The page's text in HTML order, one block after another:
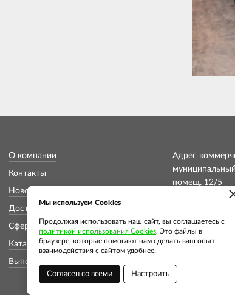
О компании
Контакты
Новости
Доставка и оплата
Сферы применения
Каталог
Выполненные проекты
Адрес
помещ. 12/5
Телефон: +7
Электронная
Мы используем Cookies
Продолжая использовать наш сайт, вы соглашаетесь с
политикой использования Cookies. Это файлы в
браузере, которые помогают нам сделать ваш опыт
взаимодействия с сайтом удобнее.
Согласен со всеми Настроить